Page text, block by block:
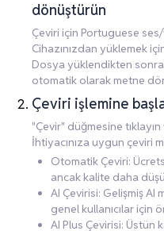
dönüştürün
Çeviri için Portuguese
Cihazınızdan yüklemek
Dosya yüklendikten
otomatik olarak metne
Çeviri işlemine
"Çevir" düğmesine
İhtiyacınıza uygun çeviri
Otomatik Çeviri:
ancak kalite daha
AI Çevirisi: Gelişmiş
genel kullanıcılar için
AI Plus Çevirisi: